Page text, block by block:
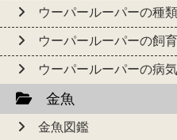
ウーパールーパーの種類
ウーパールーパーの飼
ウーパールーパーの病
金魚
金魚図鑑